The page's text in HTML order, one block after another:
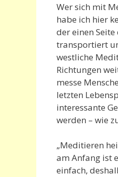
Wer sich mit
habe ich hier
der einen
transportiert
westliche
Richtungen
messe
letzten
interessante
werden – wie
„Meditieren
am Anfang ist
einfach,